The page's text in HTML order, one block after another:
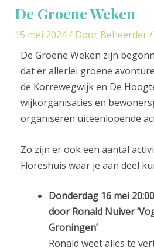
De Groene Weken
15 mei 2024/ Door Beheerder/
De Groene Weken zijn
dat er allerlei groene
de Korrewegwijk en De
wijkorganisaties en
organiseren uiteenlopende
Zo zijn er ook een aantal
Floreshuis waar je aan deel
Donderdag 16 mei
door Ronald Nuiver
Groningen’
Ronald weet alles te